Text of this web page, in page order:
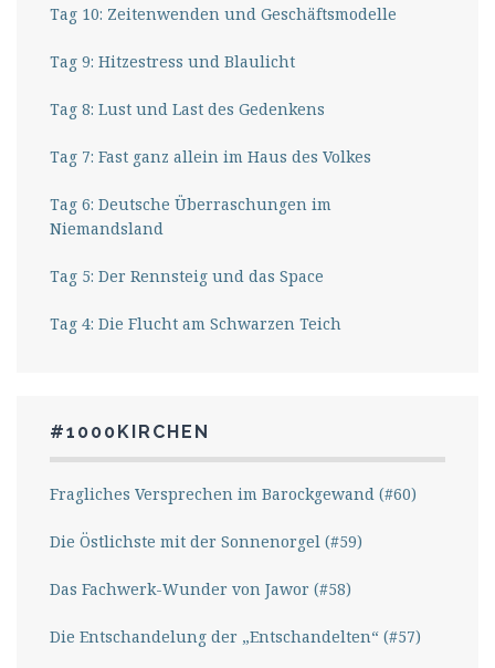
Tag 10: Zeitenwenden und Geschäftsmodelle
Tag 9: Hitzestress und Blaulicht
Tag 8: Lust und Last des Gedenkens
Tag 7: Fast ganz allein im Haus des Volkes
Tag 6: Deutsche Überraschungen im
Niemandsland
Tag 5: Der Rennsteig und das Space
Tag 4: Die Flucht am Schwarzen Teich
#1000KIRCHEN
Fragliches Versprechen im Barockgewand (#60)
Die Östlichste mit der Sonnenorgel (#59)
Das Fachwerk-Wunder von Jawor (#58)
Die Entschandelung der „Entschandelten“ (#57)